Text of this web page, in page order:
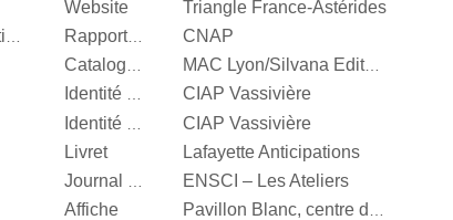
Website
Triangle France-Astérides
Centre National des arts plastiques Rapport d’activité
CNAP
Catalogue d’exposition MAC Lyon/Silvana Editoriale
Identité visuelle
CIAP Vassivière
CIAP Vassivière
Livret
Lafayette Anticipations
ENSCI – Les Ateliers
Affiche